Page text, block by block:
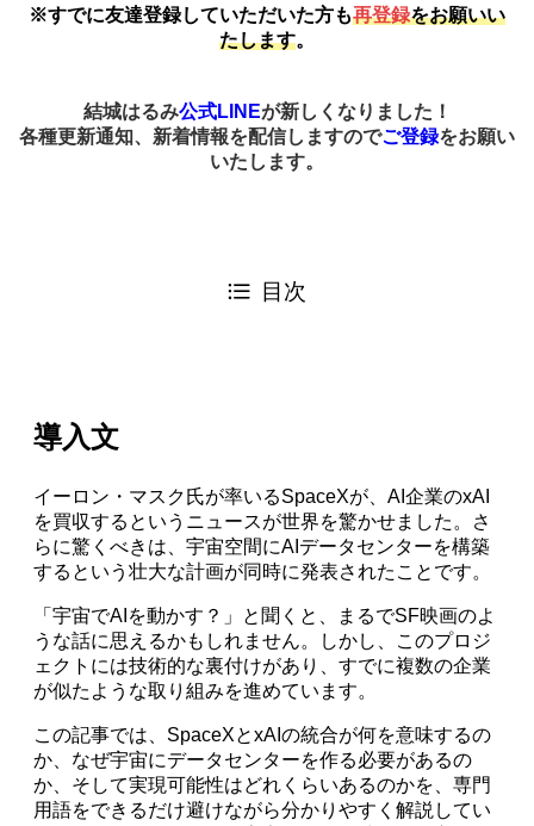
※すでに友達登録していただいた方も再登録をお願いい
たします。
結城はるみ公式LINEが新しくなりました！
各種更新通知、新着情報を配信しますのでご登録をお願い
いたします。
目次
導入文
イーロン・マスク氏が率いるSpaceXが、AI企業のxAI
を買収するというニュースが世界を驚かせました。さ
らに驚くべきは、宇宙空間にAIデータセンターを構築
するという壮大な計画が同時に発表されたことです。
「宇宙でAIを動かす？」と聞くと、まるでSF映画のよ
うな話に思えるかもしれません。しかし、このプロジ
ェクトには技術的な裏付けがあり、すでに複数の企業
が似たような取り組みを進めています。
この記事では、SpaceXとxAIの統合が何を意味するの
か、なぜ宇宙にデータセンターを作る必要があるの
か、そして実現可能性はどれくらいあるのかを、専門
用語をできるだけ避けながら分かりやすく解説してい